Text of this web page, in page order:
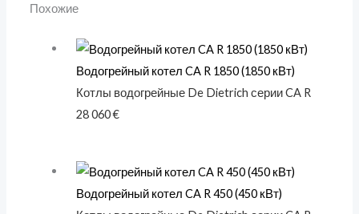
Похожие
Водогрейный котел CA R 1850 (1850 кВт)
Котлы водогрейные De Dietrich серии CA R
28 060€
Водогрейный котел CA R 450 (450 кВт)